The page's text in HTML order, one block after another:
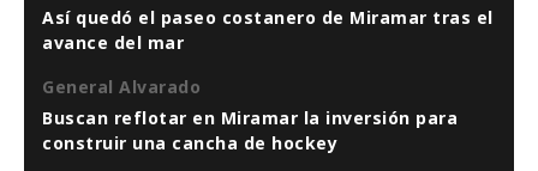
Así quedó el paseo costanero de Miramar tras el
avance del mar
General Alvarado
Buscan reflotar en Miramar la inversión para
construir una cancha de hockey